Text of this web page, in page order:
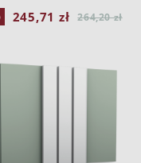
245,71 zł 264,20 zł